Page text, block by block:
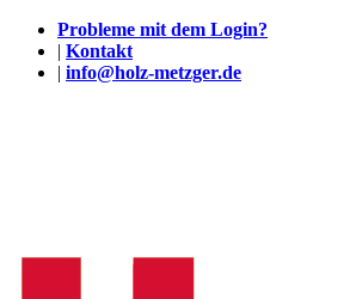
Probleme mit dem Login?
| Kontakt
| info@holz-metzger.de